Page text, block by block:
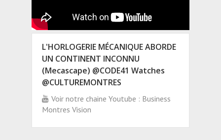
L'HORLOGERIE MÉCANIQUE ABORDE
UN CONTINENT INCONNU
(Mecascape) @CODE41 Watches
@CULTUREMONTRES
Voir notre chaine Youtube : Business
Montres Vision